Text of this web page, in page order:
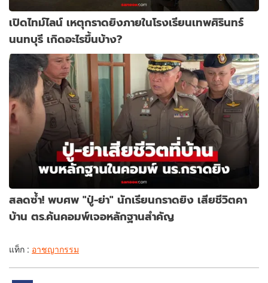
เปิดไทม์ไลน์ เหตุกราดยิงภายในโรงเรียนเทพศิรินทร์
นนทบุรี เกิดอะไรขึ้นบ้าง?
สลดซ้ำ! พบศพ "ปู่-ย่า" นักเรียนกราดยิง เสียชีวิตคา
บ้าน ตร.ค้นคอมพ์เจอหลักฐานสำคัญ
แท็ก : อาชญากรรม